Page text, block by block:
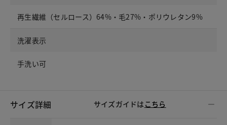
再生繊維（セルロース）64%・毛27%・ポリウレタン9%
洗濯表示
手洗い可
サイズ詳細 サイズガイドは こちら